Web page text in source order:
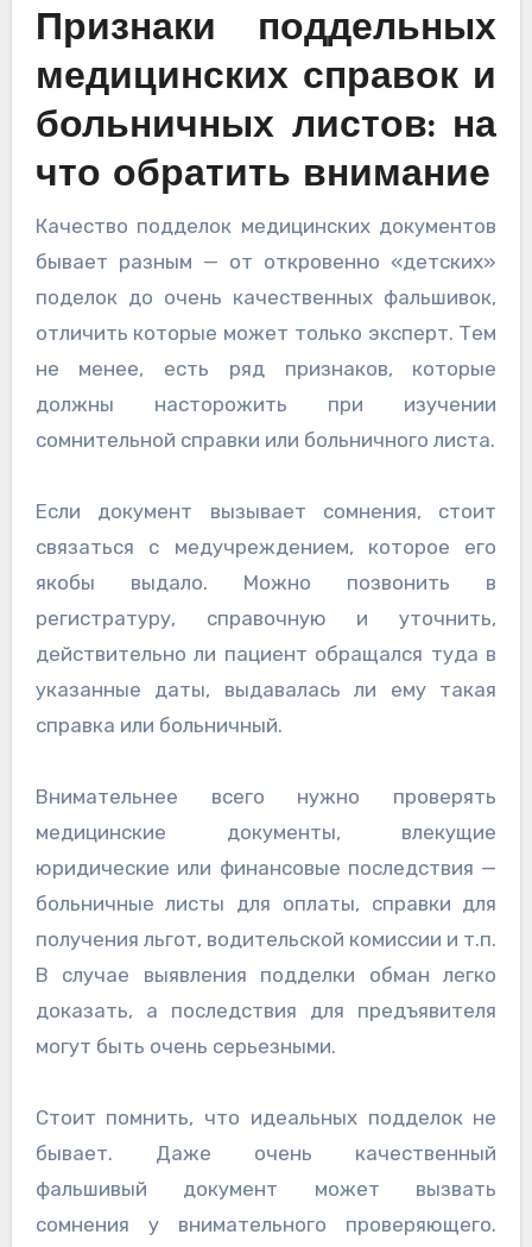
Признаки поддельных
медицинских справок и
больничных листов: на
что обратить внимание
Качество подделок медицинских документов
бывает разным — от откровенно «детских»
поделок до очень качественных фальшивок,
отличить которые может только эксперт. Тем
не менее, есть ряд признаков, которые
должны насторожить при изучении
сомнительной справки или больничного листа.
Если документ вызывает сомнения, стоит
связаться с медучреждением, которое его
якобы выдало. Можно позвонить в
регистратуру, справочную и уточнить,
действительно ли пациент обращался туда в
указанные даты, выдавалась ли ему такая
справка или больничный.
Внимательнее всего нужно проверять
медицинские документы, влекущие
юридические или финансовые последствия —
больничные листы для оплаты, справки для
получения льгот, водительской комиссии и т.п.
В случае выявления подделки обман легко
доказать, а последствия для предъявителя
могут быть очень серьезными.
Стоит помнить, что идеальных подделок не
бывает. Даже очень качественный
фальшивый документ может вызвать
сомнения у внимательного проверяющего.